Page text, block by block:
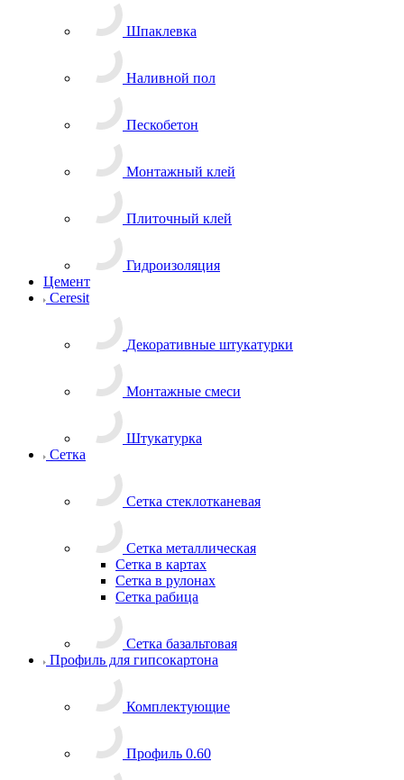
Шпаклевка
Наливной пол
Пескобетон
Монтажный клей
Плиточный клей
Гидроизоляция
Цемент
Ceresit
Декоративные штукатурки
Монтажные смеси
Штукатурка
Сетка
Сетка стеклотканевая
Сетка металлическая
Сетка в картах
Сетка в рулонах
Сетка рабица
Сетка базальтовая
Профиль для гипсокартона
Комплектующие
Профиль 0.60